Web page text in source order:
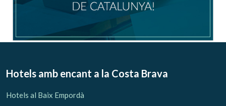
Hotels amb encant a la Costa Brava
Hotels al Baix Empordà
Modificar cookies
Aquest lloc web utilitza cookies pròpies per recopilar
Si continua navegant, suposa l'acceptació de la instal·lació